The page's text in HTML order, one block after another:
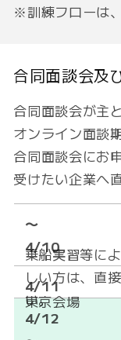
※訓練フローは
合同面談会及
合同面談会が主
オンライン面談
合同面談会にお
受けたい企業へ
〜
4/10
乗船実習等に
しい方は、直
い。
4/11
東京会場
4/12